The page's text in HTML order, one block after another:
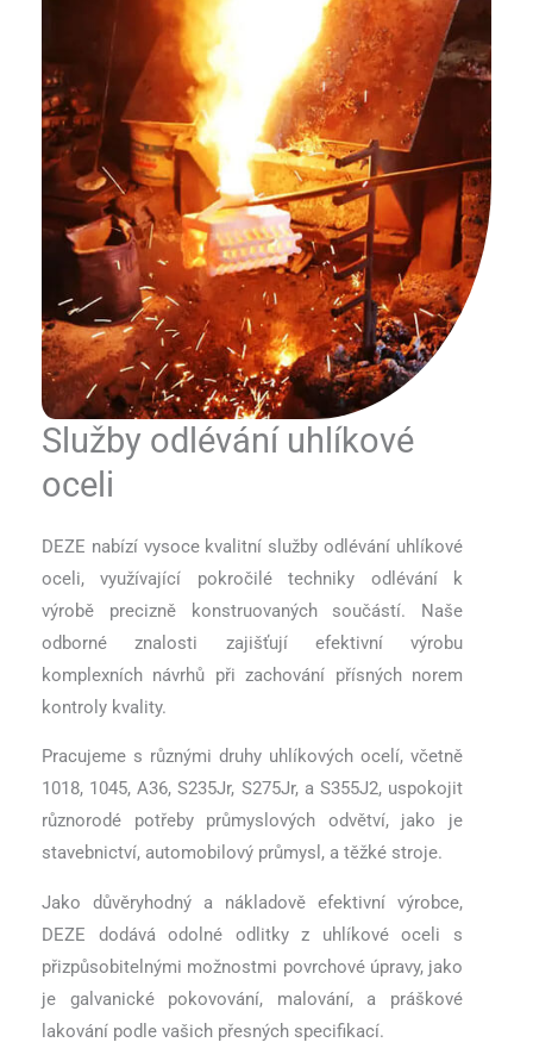
Služby odlévání uhlíkové
oceli
DEZE nabízí vysoce kvalitní služby odlévání uhlíkové
oceli, využívající pokročilé techniky odlévání k
výrobě precizně konstruovaných součástí. Naše
odborné znalosti zajišťují efektivní výrobu
komplexních návrhů při zachování přísných norem
kontroly kvality.
Pracujeme s různými druhy uhlíkových ocelí, včetně
1018, 1045, A36, S235Jr, S275Jr, a S355J2, uspokojit
různorodé potřeby průmyslových odvětví, jako je
stavebnictví, automobilový průmysl, a těžké stroje.
Jako důvěryhodný a nákladově efektivní výrobce,
DEZE dodává odolné odlitky z uhlíkové oceli s
přizpůsobitelnými možnostmi povrchové úpravy, jako
je galvanické pokovování, malování, a práškové
lakování podle vašich přesných specifikací.